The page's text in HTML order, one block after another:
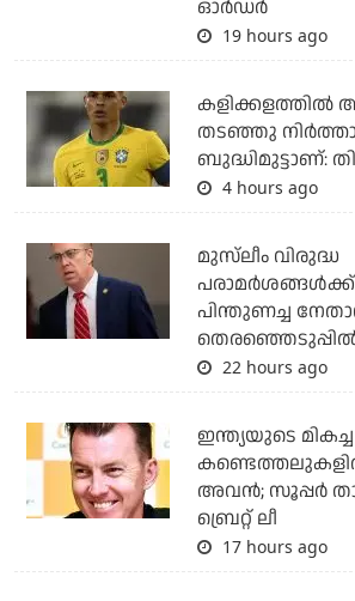
ഓര്‍ഡര്‍
19 hours ago
കളിക്കളത്തില്‍
തടഞ്ഞു
ബുദ്ധിമുട്ടാണ്:
4 hours ago
മുസ്‌ലീം വിരുദ്ധ
പരാമര്‍ശങ്ങള്‍ക്ക്
പിന്തുണച്ച
22 hours ago
ഇന്ത്യയുടെ മികച്ച
അവന്‍; സൂപ്പര്‍
ബ്രെറ്റ് ലീ
17 hours ago